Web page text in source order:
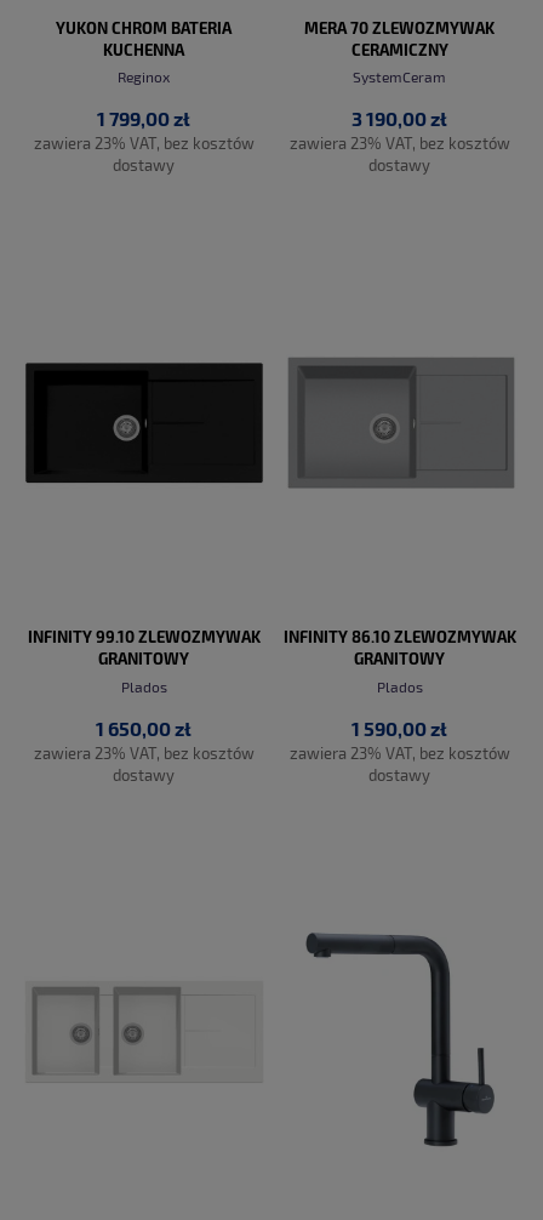
YUKON CHROM BATERIA
KUCHENNA
Reginox
1 799,00 zł
zawiera 23% VAT, bez kosztów
dostawy
MERA 70 ZLEWOZMYWAK
CERAMICZNY
SystemCeram
3 190,00 zł
zawiera 23% VAT, bez kosztów
dostawy
INFINITY 99.10 ZLEWOZMYWAK
GRANITOWY
Plados
1 650,00 zł
zawiera 23% VAT, bez kosztów
dostawy
INFINITY 86.10 ZLEWOZMYWAK
GRANITOWY
Plados
1 590,00 zł
zawiera 23% VAT, bez kosztów
dostawy